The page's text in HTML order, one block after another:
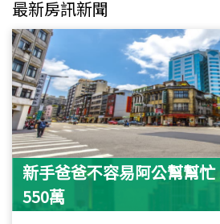
最新房訊新聞
新手爸爸不容易阿公幫幫
550萬